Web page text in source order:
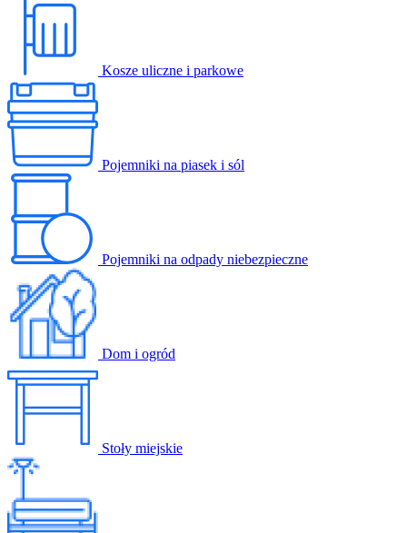
Kosze uliczne i parkowe
Pojemniki na piasek i sól
Pojemniki na odpady niebezpieczne
Dom i ogród
Stoły miejskie